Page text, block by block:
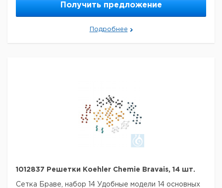
Формулировки опасности: H228, H302, H332, H411
Меры предосторожности: P210, P273
1549
Получить предложение
Подробнее
1012837 Решетки Koehler Chemie Bravais, 14 шт.
Сетка Браве, набор 14 Удобные модели 14 основных